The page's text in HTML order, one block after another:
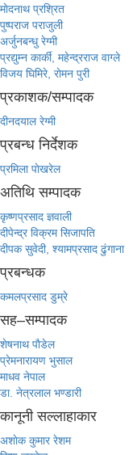
माेदनाथ प्रश्रित
पुष्पराज पराजुली
अर्जुनबन्धु रेग्मी
प्रद्युम्न कार्की, महेन्द्रराज वाग्ले
विजय घिमिरे, राेमन पुरी
प्रकाशक/सम्पादक
दीनदयाल रेग्मी
प्रबन्ध निर्देशक
प्रमिला पाेखरेल
अतिथि सम्पादक
कृष्णप्रसाद ज्ञवाली
दीपेन्द्र विक्रम सिजापति
दीपक सुवेदी, श्यामप्रसाद ढुंगाना
प्रबन्धक
कमलप्रसाद डुम्रे
सह–सम्पादक
शेषनाथ पाैडेल
प्रेमनारायण भुसाल
माधव नेपाल
डा. नेत्रलाल भण्डारी
कानूनी सल्लाहाकार
अशाेक कुमार रेशम